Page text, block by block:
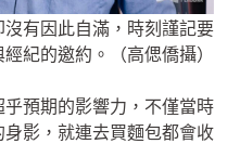
有因此自滿，時刻謹記要
紀的邀約。（高偲僑攝）
預期的影響力，不僅當時
影，就連去買麵包都會收